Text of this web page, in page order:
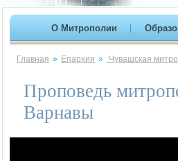
О Митрополии
Главная » Епархия » Чувашская
Проповедь
Варнавы